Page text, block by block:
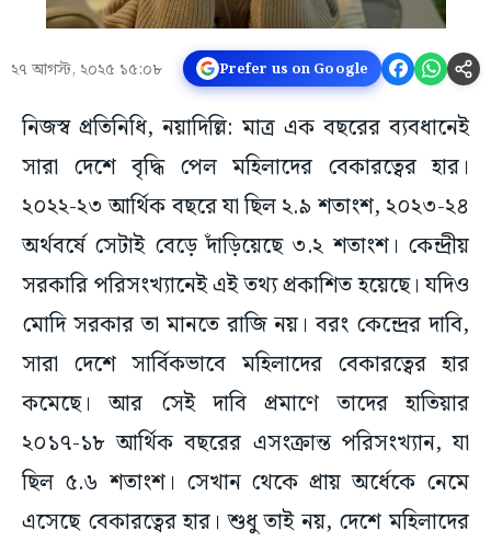
২৭ আগস্ট, ২০২৫ ১৫:০৮ Prefer us on Google
নিজস্ব প্রতিনিধি, নয়াদিল্লি: মাত্র এক বছরের ব্যবধানেই
সারা দেশে বৃদ্ধি পেল মহিলাদের বেকারত্বের হার।
২০২২-২৩ আর্থিক বছরে যা ছিল ২.৯ শতাংশ, ২০২৩-২৪
অর্থবর্ষে সেটাই বেড়ে দাঁড়িয়েছে ৩.২ শতাংশ। কেন্দ্রীয়
সরকারি পরিসংখ্যানেই এই তথ্য প্রকাশিত হয়েছে। যদিও
মোদি সরকার তা মানতে রাজি নয়। বরং কেন্দ্রের দাবি,
সারা দেশে সার্বিকভাবে মহিলাদের বেকারত্বের হার
কমেছে। আর সেই দাবি প্রমাণে তাদের হাতিয়ার
২০১৭-১৮ আর্থিক বছরের এসংক্রান্ত পরিসংখ্যান, যা
ছিল ৫.৬ শতাংশ। সেখান থেকে প্রায় অর্ধেকে নেমে
এসেছে বেকারত্বের হার। শুধু তাই নয়, দেশে মহিলাদের